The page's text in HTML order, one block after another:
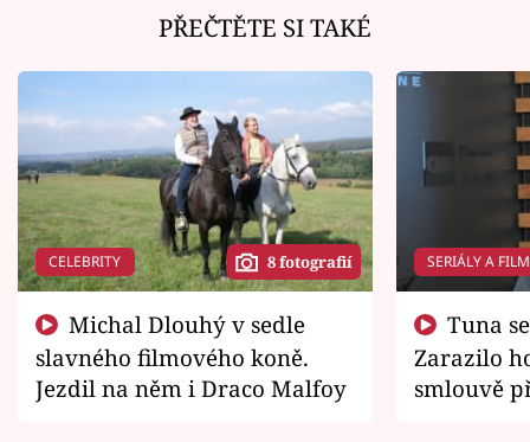
PŘEČTĚTE SI TAKÉ
CELEBRITY 8 fotografií
slavného filmového koně.
Jezdil na něm i Draco Malfoy
SERIÁLY A
Zarazilo
smlouvě